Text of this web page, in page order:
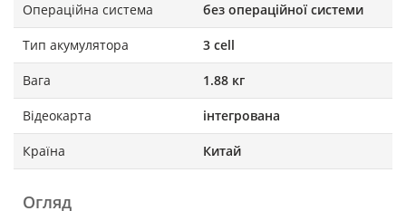
Операційна система без операційної системи
Тип акумулятора 3 cell
Вага 1.88 кг
Відеокарта інтегрована
Країна Китай
Огляд